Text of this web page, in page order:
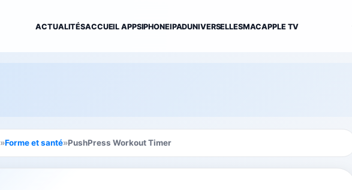
ACTUALITÉSACCUEIL APPSIPHONEIPADUNIVERSELLESMACAPPLE TV
»Forme et santé»PushPress Workout Timer